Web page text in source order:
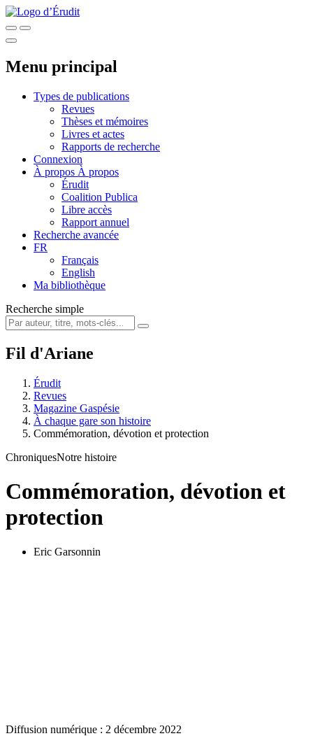
Menu principal
Types de publications
Revues
Thèses et mémoires
Livres et actes
Rapports de recherche
Connexion
À propos À propos
Érudit
Coalition Publica
Libre accès
Rapport annuel
Recherche avancée
FR
Français
English
Ma bibliothèque
Recherche simple
Fil d'Ariane
Érudit
Revues
Magazine Gaspésie
À chaque gare son histoire
Commémoration, dévotion et protection
ChroniquesNotre histoire
Commémoration, dévotion et
protection
Eric Garsonnin
Diffusion numérique : 2 décembre 2022